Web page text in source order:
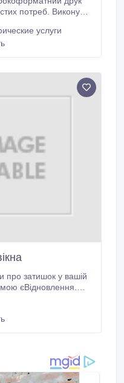
підбором
услуги
єВідновлення.